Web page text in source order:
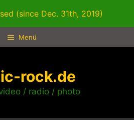
(since Dec. 31th, 2019)
Menü
rock.de
/ radio / photo